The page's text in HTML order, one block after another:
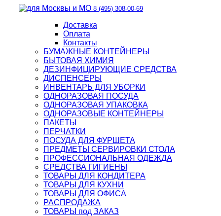
8 (495) 308-00-69
Доставка
Оплата
Контакты
БУМАЖНЫЕ КОНТЕЙНЕРЫ
БЫТОВАЯ ХИМИЯ
ДЕЗИНФИЦИРУЮЩИЕ СРЕДСТВА
ДИСПЕНСЕРЫ
ИНВЕНТАРЬ ДЛЯ УБОРКИ
ОДНОРАЗОВАЯ ПОСУДА
ОДНОРАЗОВАЯ УПАКОВКА
ОДНОРАЗОВЫЕ КОНТЕЙНЕРЫ
ПАКЕТЫ
ПЕРЧАТКИ
ПОСУДА ДЛЯ ФУРШЕТА
ПРЕДМЕТЫ СЕРВИРОВКИ СТОЛА
ПРОФЕССИОНАЛЬНАЯ ОДЕЖДА
СРЕДСТВА ГИГИЕНЫ
ТОВАРЫ ДЛЯ КОНДИТЕРА
ТОВАРЫ ДЛЯ КУХНИ
ТОВАРЫ ДЛЯ ОФИСА
РАСПРОДАЖА
ТОВАРЫ под ЗАКАЗ